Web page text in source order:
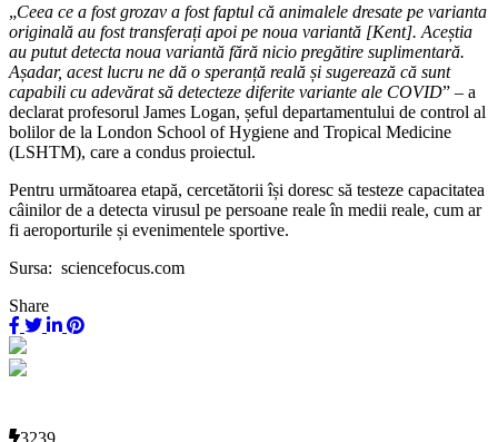
„Ceea ce a fost grozav a fost faptul că animalele dresate pe varianta
originală au fost transferați apoi pe noua variantă [Kent]. Aceștia
au putut detecta noua variantă fără nicio pregătire suplimentară.
Așadar, acest lucru ne dă o speranță reală și sugerează că sunt
capabili cu adevărat să detecteze diferite variante ale COVID” – a
declarat profesorul James Logan, șeful departamentului de control al
bolilor de la London School of Hygiene and Tropical Medicine
(LSHTM), care a condus proiectul.
Pentru următoarea etapă, cercetătorii își doresc să testeze capacitatea
câinilor de a detecta virusul pe persoane reale în medii reale, cum ar
fi aeroporturile și evenimentele sportive.
Sursa: sciencefocus.com
Share
3239